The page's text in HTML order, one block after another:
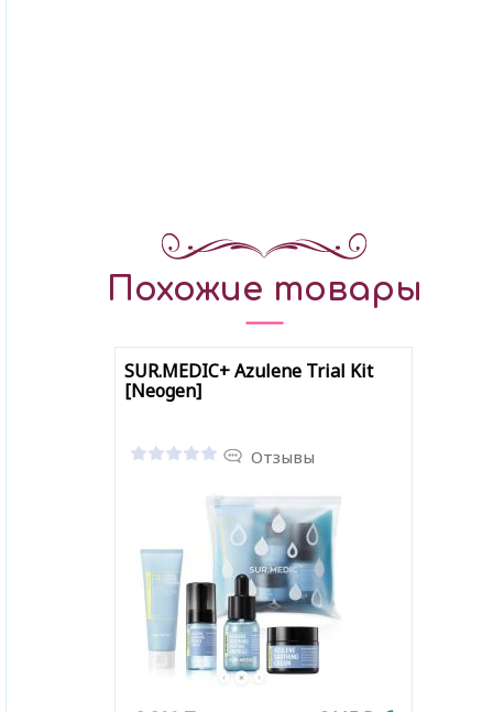
Похожие товары
SUR.MEDIC+ Azulene Trial Kit
[Neogen]
Отзывы